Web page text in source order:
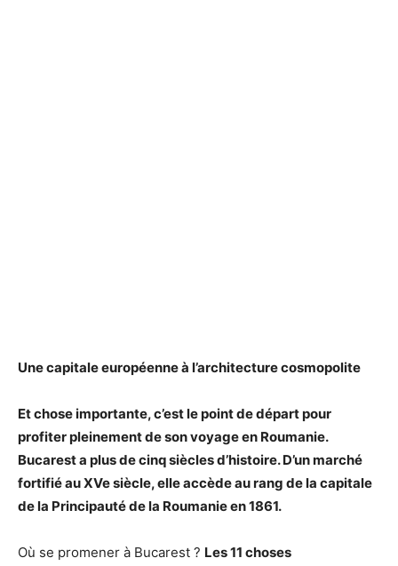
Une capitale européenne à l’architecture cosmopolite
Et chose importante, c’est le point de départ pour
profiter pleinement de son voyage en Roumanie.
Bucaresta plus de cinq siècles d’histoire. D’un marché
fortifié au XVe siècle, elle accède au rang de la capitale
de la Principauté de la Roumanie en 1861.
Où se promener à Bucarest ? Les 11 choses